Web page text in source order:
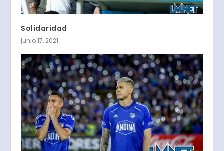
Solidaridad
junio 17, 2021